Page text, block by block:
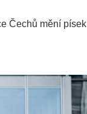
Čechů mění písek